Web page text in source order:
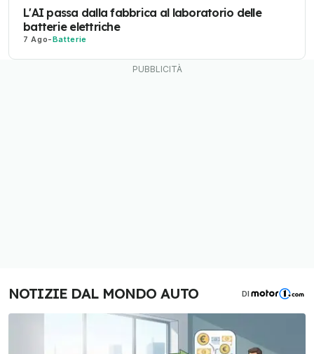
L'AI passa dalla fabbrica al laboratorio delle
batterie elettriche
7 Ago-Batterie
NOTIZIE DAL MONDO AUTO DI